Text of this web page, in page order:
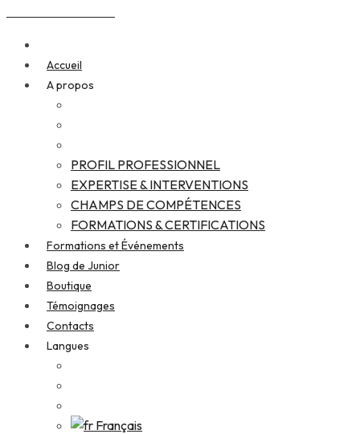
Accueil
A propos
PROFIL PROFESSIONNEL
EXPERTISE & INTERVENTIONS
CHAMPS DE COMPÉTENCES
FORMATIONS & CERTIFICATIONS
Formations et Événements
Blog de Junior
Boutique
Témoignages
Contacts
Langues
Français